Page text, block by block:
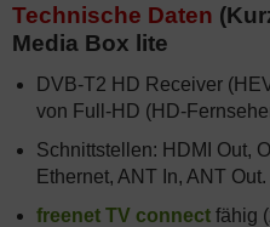
Technische Daten
Media Box lite
DVB-T2 HD Receiver
von Full-HD (HD-
Schnittstellen: HDMI Out,
Ethernet, ANT In, ANT Out.
freenet TV connect fähig